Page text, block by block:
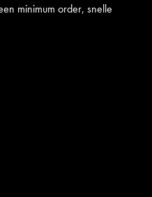
minimum order, snelle